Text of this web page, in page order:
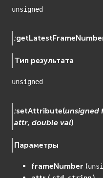
unsigned
:
Тип результата
unsigned
:setAttribute(unsigned
attr,double val)
Параметры
frameNumber (